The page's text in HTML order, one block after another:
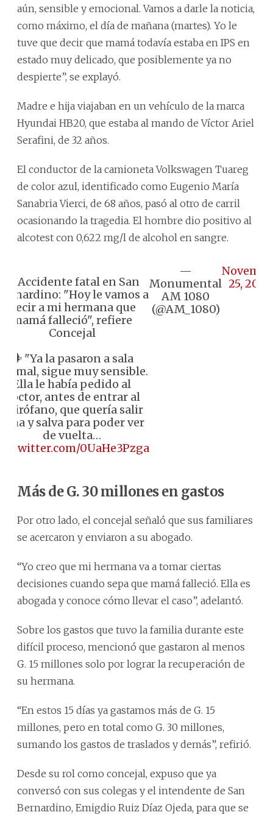
aún, sensible y emocional. Vamos a darle la noticia,
como máximo, el día de mañana (martes). Yo le
tuve que decir que mamá todavía estaba en IPS en
estado muy delicado, que posiblemente ya no
despierte”, se explayó.
Madre e hija viajaban en un vehículo de la marca
Hyundai HB20, que estaba al mando de Víctor Ariel
Serafini, de 32 años.
El conductor de la camioneta Volkswagen Tuareg
de color azul, identificado como Eugenio María
Sanabria Vierci, de 68 años, pasó al otro de carril
ocasionando la tragedia. El hombre dio positivo al
alcotest con 0,622 mg/l de alcohol en sangre.
🔴 Accidente fatal en San
"Hoy le vamos a
decir a mi hermana que
mamá falleció", refiere
Concejal
🗣️ "Ya la pasaron a sala
sigue muy sensible.
Ella le había pedido al
doctor, antes de entrar al
quirófano, que quería salir
sana y salva para poder ver
de vuelta…
0UaHe3Pzga
—
Monumental
AM 1080
(@AM_1080)
25, 2024
Más de G. 30 millones en gastos
Por otro lado, el concejal señaló que sus familiares
se acercaron y enviaron a su abogado.
“Yo creo que mi hermana va a tomar ciertas
decisiones cuando sepa que mamá falleció. Ella es
abogada y conoce cómo llevar el caso”, adelantó.
Sobre los gastos que tuvo la familia durante este
difícil proceso, mencionó que gastaron al menos
G. 15 millones solo por lograr la recuperación de
su hermana.
“En estos 15 días ya gastamos más de G. 15
millones, pero en total como G. 30 millones,
sumando los gastos de traslados y demás”, refirió.
Desde su rol como concejal, expuso que ya
conversó con sus colegas y el intendente de San
Bernardino, Emigdio Ruiz Díaz Ojeda, para que se